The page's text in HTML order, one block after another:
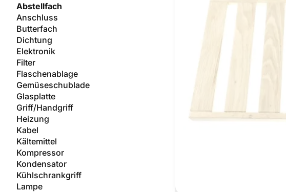
Abstellfach
Anschluss
Butterfach
Dichtung
Elektronik
Filter
Flaschenablage
Gemüseschublade
Glasplatte
Griff/Handgriff
Heizung
Kabel
Kältemittel
Kompressor
Kondensator
Kühlschrankgriff
Lampe